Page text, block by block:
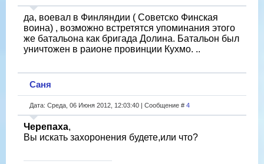
да, воевал в Финляндии ( Советско Финская
воина) , возможно встретятся упоминания этого
же батальона как бригада Долина. Батальон был
уничтожен в раионе провинции Кухмо. ..
Саня
Дата: Среда, 06 Июня 2012, 12:03:40 | Сообщение # 4
Черепаха,
Вы искать захоронения будете,или что?